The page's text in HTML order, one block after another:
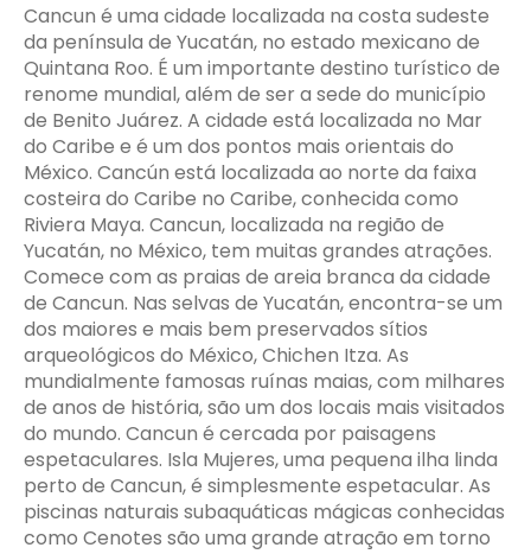
Cancun é uma cidade localizada na costa sudeste
da península de Yucatán, no estado mexicano de
Quintana Roo. É um importante destino turístico de
renome mundial, além de ser a sede do município
de Benito Juárez. A cidade está localizada no Mar
do Caribe e é um dos pontos mais orientais do
México. Cancún está localizada ao norte da faixa
costeira do Caribe no Caribe, conhecida como
Riviera Maya. Cancun, localizada na região de
Yucatán, no México, tem muitas grandes atrações.
Comece com as praias de areia branca da cidade
de Cancun. Nas selvas de Yucatán, encontra-se um
dos maiores e mais bem preservados sítios
arqueológicos do México, Chichen Itza. As
mundialmente famosas ruínas maias, com milhares
de anos de história, são um dos locais mais visitados
do mundo. Cancun é cercada por paisagens
espetaculares. Isla Mujeres, uma pequena ilha linda
perto de Cancun, é simplesmente espetacular. As
piscinas naturais subaquáticas mágicas conhecidas
como Cenotes são uma grande atração em torno